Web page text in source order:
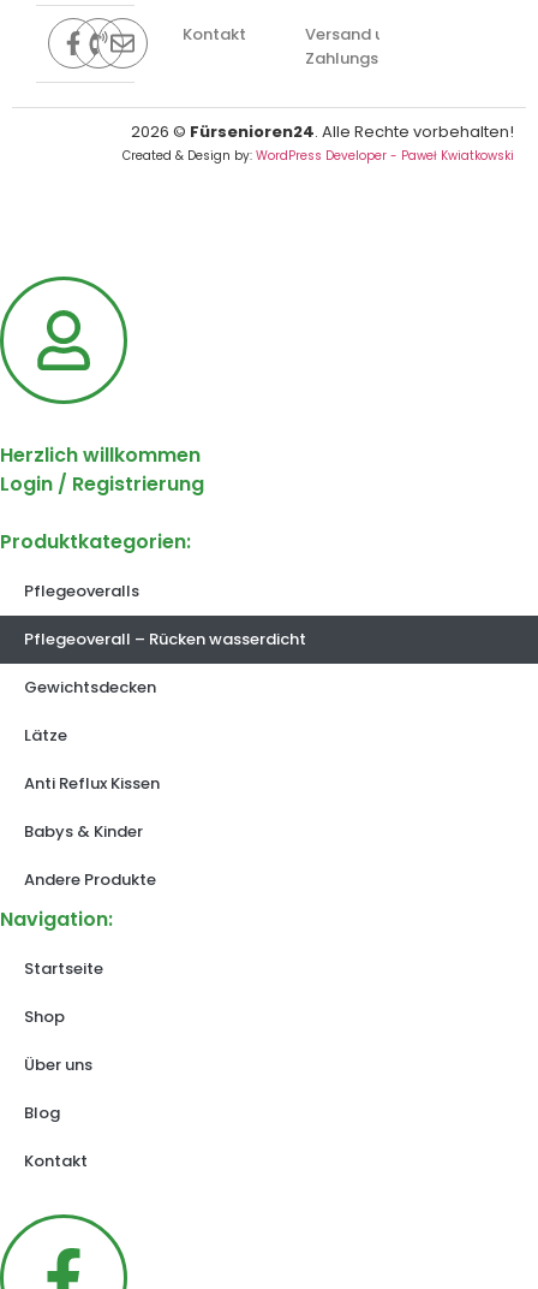
Kontakt
Versand und
Zahlungsbedingungen
2026 © Fürsenioren24. Alle Rechte vorbehalten!
Created & Design by: WordPress Developer - Paweł Kwiatkowski
Herzlich willkommen
Login / Registrierung
Produktkategorien:
Pflegeoveralls
Pflegeoverall – Rücken wasserdicht
Gewichtsdecken
Lätze
Anti Reflux Kissen
Babys & Kinder
Andere Produkte
Navigation:
Startseite
Shop
Über uns
Blog
Kontakt